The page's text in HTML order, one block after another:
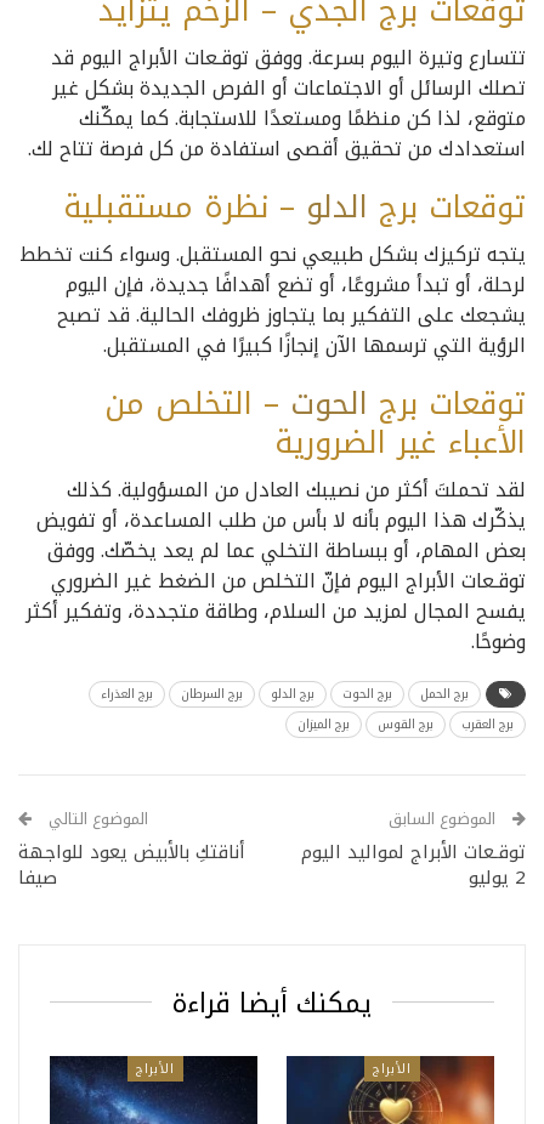
تتسارع وتيرة اليوم بسرعة. ووفق توقـعات الأبراج اليوم قد
تصلك الرسائل أو الاجتماعات أو الفرص الجديدة بشكل غير
متوقع، لذا كن منظمًا ومستعدًا للاستجابة. كما يمكّنك
استعدادك من تحقيق أقصى استفادة من كل فرصة تتاح لك.
توقعات برج الدلو – نظرة مستقبلية
يتجه تركيزك بشكل طبيعي نحو المستقبل. وسواء كنت تخطط
لرحلة، أو تبدأ مشروعًا، أو تضع أهدافًا جديدة، فإن اليوم
يشجعك على التفكير بما يتجاوز ظروفك الحالية. قد تصبح
الرؤية التي ترسمها الآن إنجازًا كبيرًا في المستقبل.
توقعات برج الحوت – التخلص من
الأعباء غير الضرورية
لقد تحملتَ أكثر من نصيبك العادل من المسؤولية. كذلك
يذكّرك هذا اليوم بأنه لا بأس من طلب المساعدة، أو تفويض
بعض المهام، أو ببساطة التخلي عما لم يعد يخصّك. ووفق
توقـعات الأبراج اليوم فإنّ التخلص من الضغط غير الضروري
يفسح المجال لمزيد من السلام، وطاقة متجددة، وتفكير أكثر
وضوحًا.
برج الحمل برج الحوت برج الدلو برج السرطان
برج العذراء
برج العقرب
برج القوس برج الميزان
الموضوع السابق
توقـعات الأبراج لمواليد اليوم
2 يوليو
الموضوع التالي
أناقتكِ بالأبيض يعود للواجهة
صيفا
يمكنك أيضا قراءة
الأبراج الأبراج